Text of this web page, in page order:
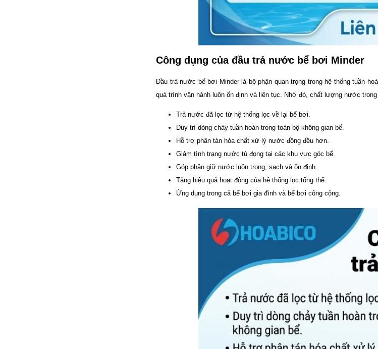
Công dụng của đầu trả nước bể bơi Minder
Đầu trả nước bể bơi Minder là bộ phận quan trọng trong hệ thống tuần
quá trình vận hành luôn ổn định và liên tục. Nhờ đó, chất lượng nước
Trả nước đã lọc từ hệ thống lọc về lại bể bơi.
Duy trì dòng chảy tuần hoàn trong toàn bộ không gian bể.
Hỗ trợ phân tán hóa chất xử lý nước đồng đều hơn.
Giảm tình trạng nước tù đọng tại các khu vực góc bể.
Góp phần giữ nước luôn trong, sạch và ổn định.
Tăng hiệu quả hoạt động của hệ thống lọc tổng thể.
Ứng dụng trong cả bể bơi gia đình và bể bơi công cộng.